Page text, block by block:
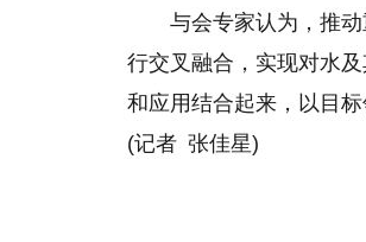
与会专家认为，推
行交叉融合，实现对水
和应用结合起来，以目
(记者 张佳星)